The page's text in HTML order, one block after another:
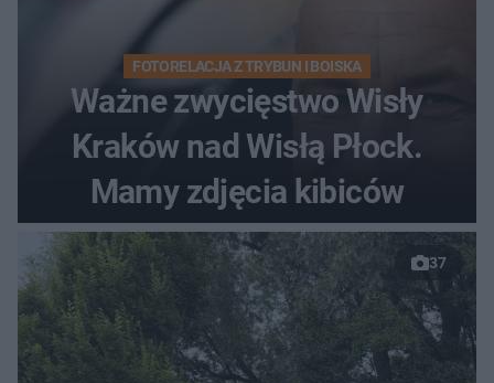
FOTORELACJA Z TRYBUN I BOISKA
Ważne zwycięstwo Wisły
Kraków nad Wisłą Płock.
Mamy zdjęcia kibiców
37